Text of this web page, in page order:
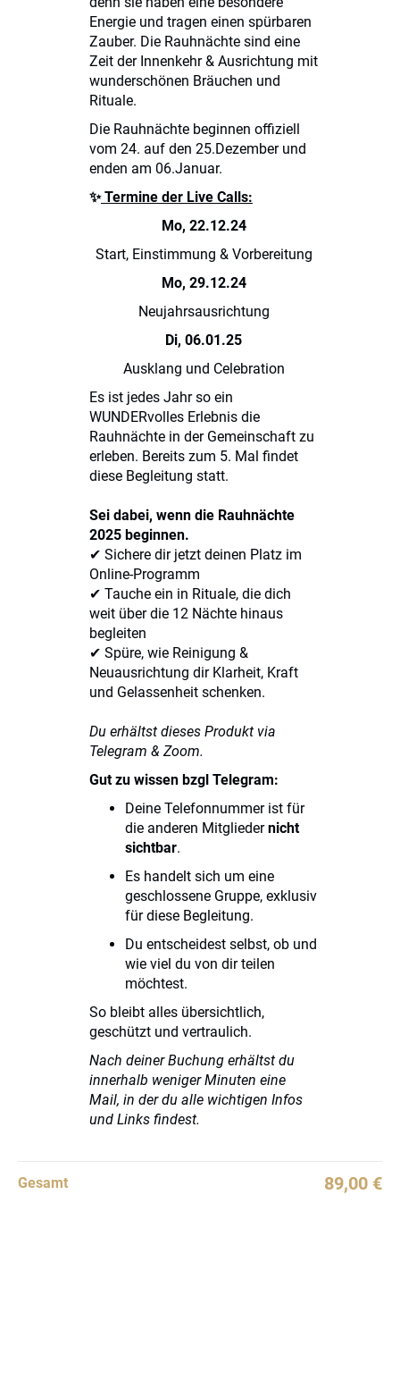
Energie und tragen einen spürbaren
Zauber. Die Rauhnächte sind eine
Zeit der Innenkehr & Ausrichtung mit
wunderschönen Bräuchen und
Rituale.
Die Rauhnächte beginnen offiziell
vom 24. auf den 25.Dezember und
enden am 06.Januar.
✨ Termine der Live Calls:
Mo, 22.12.24
Start, Einstimmung & Vorbereitung
Mo, 29.12.24
Neujahrsausrichtung
Di, 06.01.25
Ausklang und Celebration
Es ist jedes Jahr so ein
WUNDERvolles Erlebnis die
Rauhnächte in der Gemeinschaft zu
erleben. Bereits zum 5. Mal findet
diese Begleitung statt.
Sei dabei, wenn die Rauhnächte
2025 beginnen.
✔ Sichere dir jetzt deinen Platz im
Online-Programm
✔ Tauche ein in Rituale, die dich
weit über die 12 Nächte hinaus
begleiten
✔ Spüre, wie Reinigung &
Neuausrichtung dir Klarheit, Kraft
und Gelassenheit schenken.
Du erhältst dieses Produkt via
Telegram & Zoom.
Gut zu wissen bzgl Telegram:
Deine Telefonnummer ist für
die anderen Mitgliedernicht
sichtbar.
Es handelt sich um eine
geschlossene Gruppe, exklusiv
für diese Begleitung.
Du entscheidest selbst, ob und
wie viel du von dir teilen
möchtest.
So bleibt alles übersichtlich,
geschützt und vertraulich.
Nach deiner Buchung erhältst du
innerhalb weniger Minuten eine
Mail, in der du alle wichtigen Infos
und Links findest.
Gesamt 89,00 €